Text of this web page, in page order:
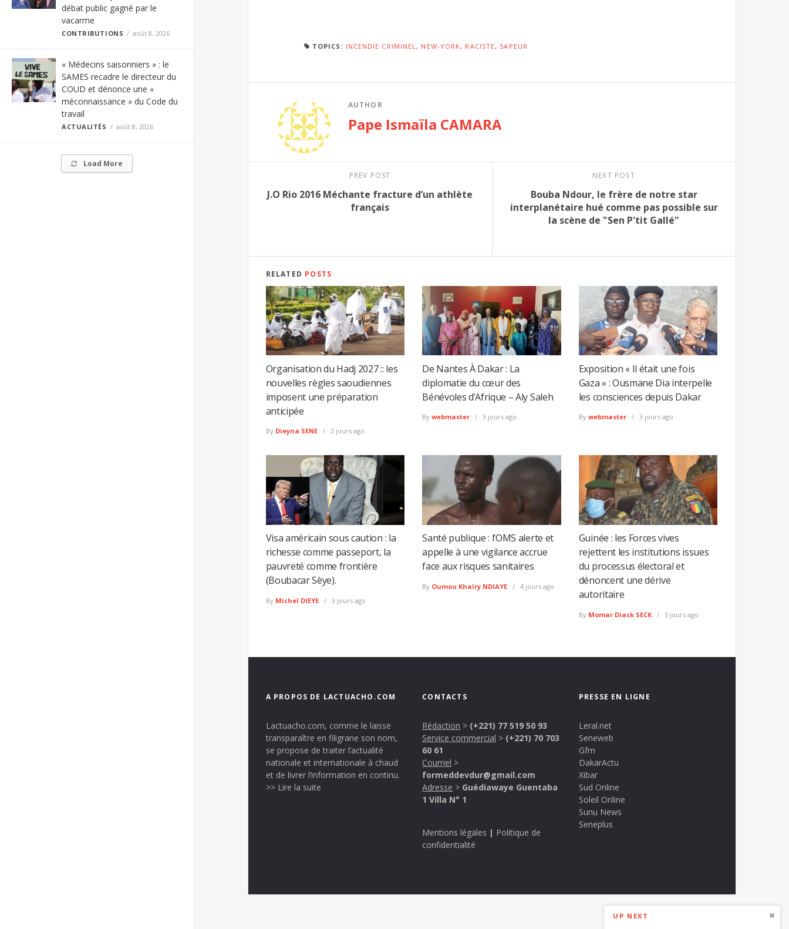
débat public gagné par le
vacarme
CONTRIBUTIONS août 8, 2026
« Médecins saisonniers » : le
SAMES recadre le directeur du
COUD et dénonce une «
méconnaissance » du Code du
travail
ACTUALITÉS août 8, 2026
Load More
TOPICS: INCENDIE CRIMINEL , NEW-YORK, RACISTE, SAPEUR
AUTHOR
Pape Ismaïla CAMARA
UP NEXT
PREV POST
J.O Rio 2016 Méchante fracture d’un athlète
français
NEXT POST
Bouba Ndour, le frère de notre star
interplanétaire hué comme pas possible sur
la scène de "Sen P'tit Gallé"
RELATED POSTS
Organisation du Hadj 2027 :: les
nouvelles règles saoudiennes
imposent une préparation
anticipée
By Dieyna SENE 2 jours ago
De Nantes À Dakar : La
diplomatie du cœur des
Bénévoles d’Afrique – Aly Saleh
Bywebmaster 3 jours ago
Exposition « Il était une fois
Gaza » : Ousmane Dia interpelle
les consciences depuis Dakar
By webmaster 3 jours ago
Visa américain sous caution : la
richesse comme passeport, la
pauvreté comme frontière
(Boubacar Sèye).
By Michel DIEYE 3 jours ago
Santé publique : l’OMS alerte et
appelle à une vigilance accrue
face aux risques sanitaires
By Oumou Khaïry NDIAYE 4 jours ago
Guinée : les Forces vives
rejettent les institutions issues
du processus électoral et
dénoncent une dérive
autoritaire
By Momar Diack SECK 5 jours ago
A PROPOS DE LACTUACHO.COM
Lactuacho.com, comme le laisse
transparaître en filigrane son nom,
se propose de traiter l’actualité
nationale et internationale à chaud
et de livrer l’information en continu.
>> Lire la suite
CONTACTS
Rédaction > (+221) 77 519 50 93
Service commercial > (+221) 70 703
60 61
Courriel >
formeddevdur@gmail.com
Adresse > Guédiawaye Guentaba
1 Villa N° 1
Mentions légales | Politique de
confidentialité
PRESSE EN LIGNE
Leral.net
Seneweb
Gfm
DakarActu
Xibar
Sud Online
Soleil Online
Sunu News
Seneplus